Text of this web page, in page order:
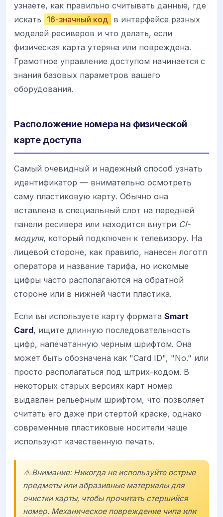
узнаете, как правильно считывать данные, где
искать
16-значный код в интерфейсе разных
моделей ресиверов и что делать, если
физическая карта утеряна или повреждена.
Грамотное управление доступом начинается с
знания базовых параметров вашего
оборудования.
Расположение номера на физической
карте доступа
Самый очевидный и надежный способ узнать
идентификатор — внимательно осмотреть
саму пластиковую карту. Обычно она
вставлена в специальный слот на передней
панели ресивера или находится внутри CI-
модуля, который подключен к телевизору. На
лицевой стороне, как правило, нанесен логотп
оператора и название тарифа, но искомые
цифры часто располагаются на обратной
стороне или в нижней части пластика.
Если вы используете карту формата Smart
Card, ищите длинную последовательность
цифр, напечатанную черным шрифтом. Она
может быть обозначена как "Card ID", "No." или
просто располагаться под штрих-кодом. В
некоторых старых версиях карт номер
выдавлен рельефным шрифтом, что позволяет
считать его даже при стертой краске, однако
современные пластиковые носители чаще
используют качественную печать.
⚠️ Внимание: Никогда не используйте острые
предметы или абразивные материалы для
очистки карты, чтобы прочитать стершийся
номер. Механическое повреждение чипа или